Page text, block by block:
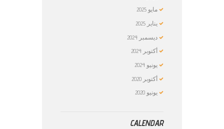
مايو2025
يناير2025
ديسمبر2024
أكتوبر2024
يونيو2024
أكتوبر2020
يونيو2020
CALENDAR